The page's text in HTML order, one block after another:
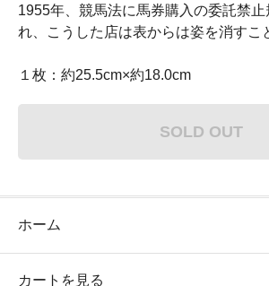
1955年、競馬法に馬券購入の委託禁止
れ、こうした店は表からは姿を消すこ
１枚：約25.5cm×約18.0cm
SOLD OUT
ホーム
カートを見る